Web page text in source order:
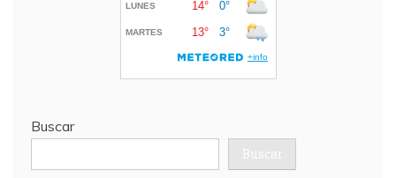
Buscar
Buscar